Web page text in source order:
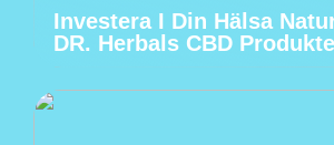
Investera I Din Hälsa
DR. Herbals CBD